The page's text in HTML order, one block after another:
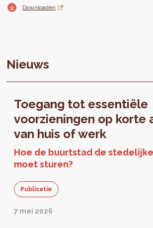
Downloaden
Nieuws
Toegang tot essentiële
voorzieningen op korte
van huis of werk
Hoe de buurtstad de
moet sturen?
Publicatie
7 mei 2026